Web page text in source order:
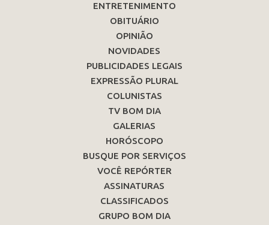
ENTRETENIMENTO
OBITUÁRIO
OPINIÃO
NOVIDADES
PUBLICIDADES LEGAIS
EXPRESSÃO PLURAL
COLUNISTAS
TV BOM DIA
GALERIAS
HORÓSCOPO
BUSQUE POR SERVIÇOS
VOCÊ REPÓRTER
ASSINATURAS
CLASSIFICADOS
GRUPO BOM DIA